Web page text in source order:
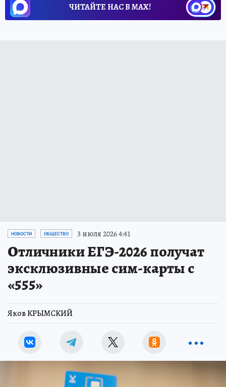
ЧИТАЙТЕ НАС В МАХ!
НОВОСТИ ОБЩЕСТВО 3 июля 2026 4:41
Отличники ЕГЭ-2026 получат
эксклюзивные сим-карты с
«555»
Яков КРЫМСКИЙ